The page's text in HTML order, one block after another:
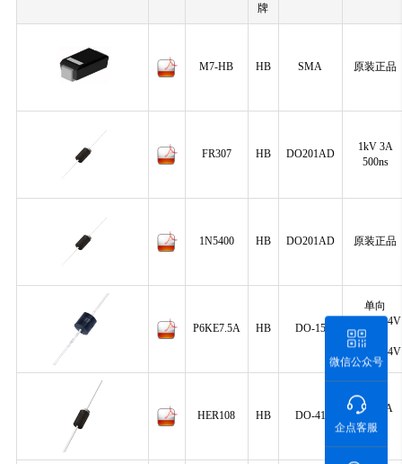
牌
M7-HB HB SMA 原装正品
FR307 HB DO201AD
1kV 3A
500ns
1N5400 HB DO201AD 原装正品
P6KE7.5A HB DO-15
单向
Vrwm:6.4V
单向
Vrwm:6.4V
HER108 HB DO-41
1kV 1A
75ns
微信公众号
企点客服